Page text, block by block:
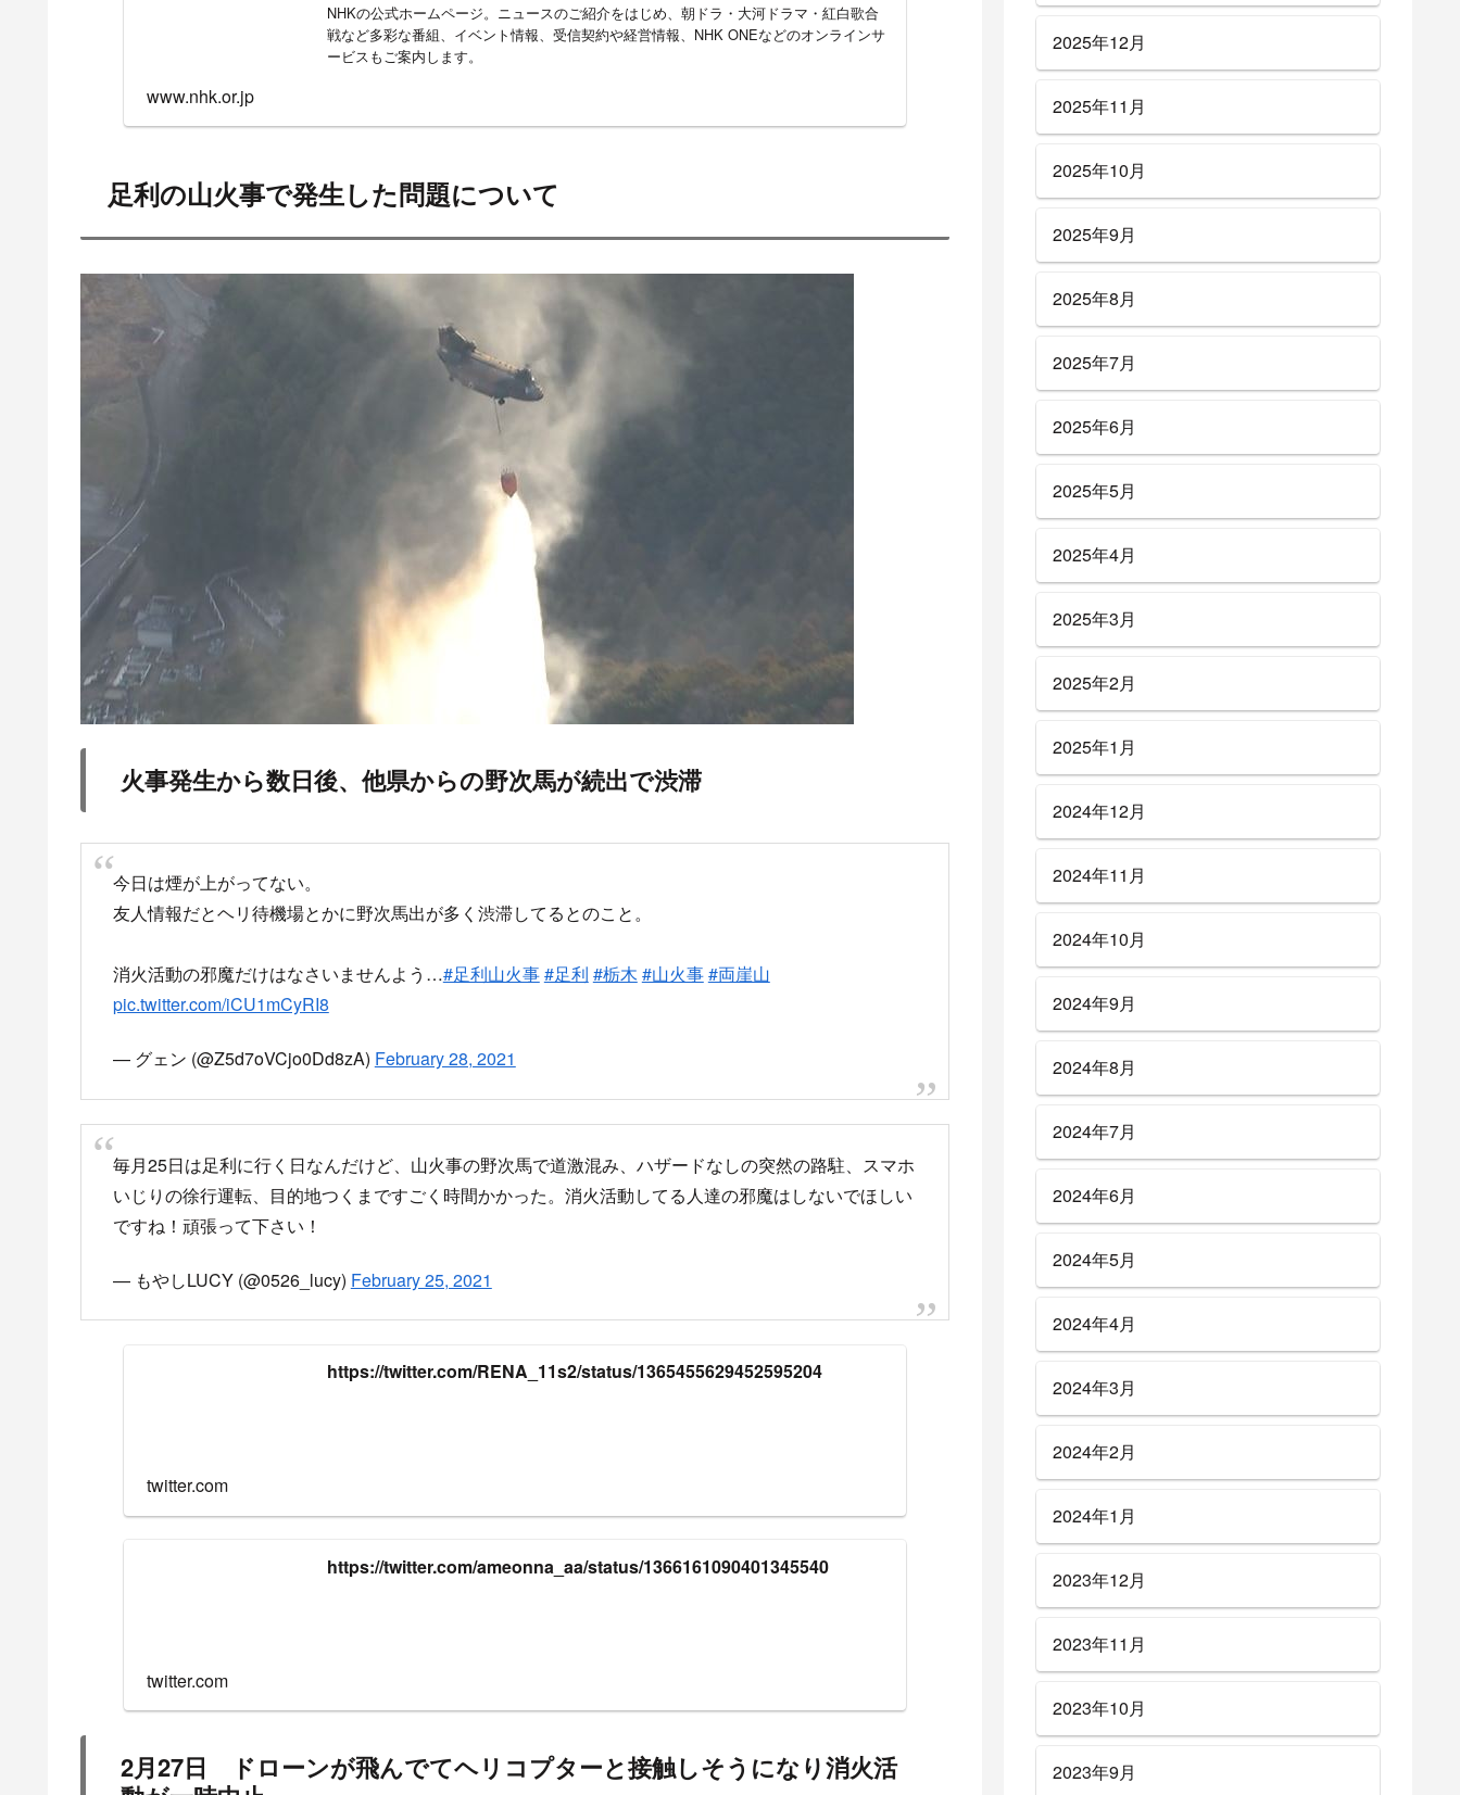
NHKの公式ホームページ。ニュースのご紹介をはじめ、朝ドラ・大河ドラマ・紅白歌合
戦など多彩な番組、イベント情報、受信契約や経営情報、NHK ONEなどのオンラインサ
ービスもご案内します。
www.nhk.or.jp
足利の山火事で発生した問題について
火事発生から数日後、他県からの野次馬が続出で渋滞
今日は煙が上がってない。
友人情報だとヘリ待機場とかに野次馬出が多く渋滞してるとのこと。
消火活動の邪魔だけはなさいませんよう…#足利山火事#足利 #栃木 #山火事#両崖山
pic.twitter.com/iCU1mCyRI8
— グェン (@Z5d7oVCjo0Dd8zA) February 28, 2021
毎月25日は足利に行く日なんだけど、山火事の野次馬で道激混み、ハザードなしの突然の路駐、スマホ
いじりの徐行運転、目的地つくまですごく時間かかった。消火活動してる人達の邪魔はしないでほしい
ですね！頑張って下さい！
— もやしLUCY (@0526_lucy) February 25, 2021
https://twitter.com/RENA_11s2/status/1365455629452595204
twitter.com
https://twitter.com/ameonna_aa/status/1366161090401345540
twitter.com
2月27日 ドローンが飛んでてヘリコプターと接触しそうになり消火活
2025年12月
2025年11月
2025年10月
2025年9月
2025年8月
2025年7月
2025年6月
2025年5月
2025年4月
2025年3月
2025年2月
2025年1月
2024年12月
2024年11月
2024年10月
2024年9月
2024年8月
2024年7月
2024年6月
2024年5月
2024年4月
2024年3月
2024年2月
2024年1月
2023年12月
2023年11月
2023年10月
2023年9月